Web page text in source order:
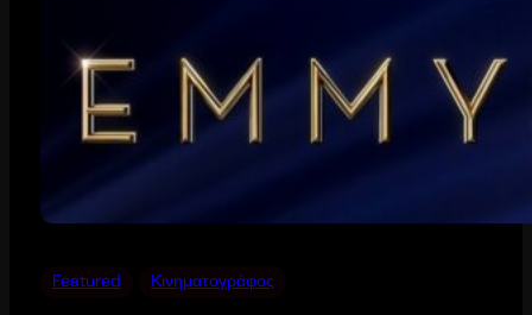
Featured Κινηματογράφος